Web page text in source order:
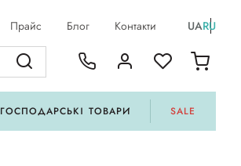
Прайс Блог Контакти UARU
ГОСПОДАРСЬКІ ТОВАРИ SALE